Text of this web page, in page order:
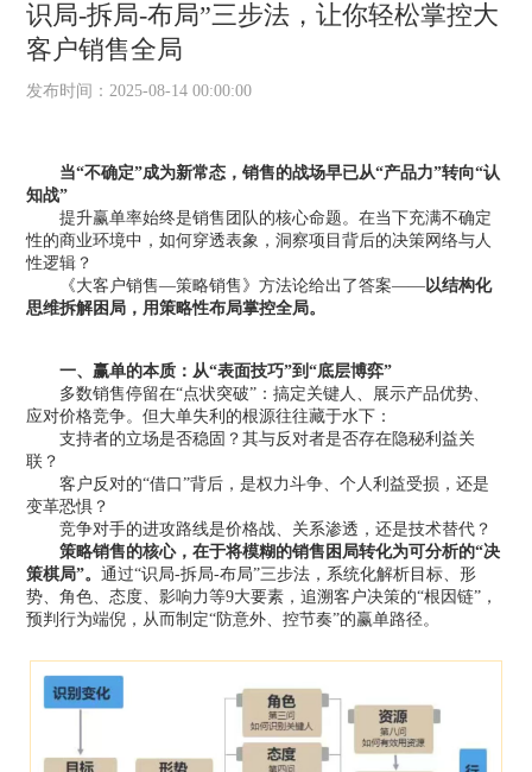
识局-拆局-布局”三步法，让你轻松掌控大
客户销售全局
发布时间：2025-08-14 00:00:00
当“不确定”成为新常态，销售的战场早已从“产品力”转向“认
知战”
提升赢单率始终是销售团队的核心命题。在当下充满不确定
性的商业环境中，如何穿透表象，洞察项目背后的决策网络与人
性逻辑？
《大客户销售—策略销售》方法论给出了答案——以结构化
思维拆解困局，用策略性布局掌控全局。
一、 赢单的本质：从“表面技巧”到“底层博弈”
多数销售停留在“点状突破”：搞定关键人、展示产品优势、
应对价格竞争。但大单失利的根源往往藏于水下：
支持者的立场是否稳固？其与反对者是否存在隐秘利益关
联？
客户反对的“借口”背后，是权力斗争、个人利益受损，还是
变革恐惧？
竞争对手的进攻路线是价格战、关系渗透，还是技术替代？
策略销售的核心，在于将模糊的销售困局转化为可分析的“决
策棋局”。 通过“识局-拆局-布局”三步法，系统化解析目标、形
势、角色、态度、影响力等9大要素，追溯客户决策的“根因链”，
预判行为端倪，从而制定“防意外、控节奏”的赢单路径。